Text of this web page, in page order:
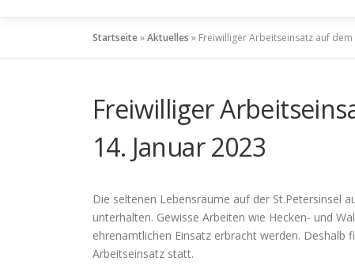
Startseite»Aktuelles » Freiwilliger Arbeitseinsatz auf dem
Freiwilliger
14. Januar 2023
Die seltenen Lebensräume auf der St.Petersinsel
unterhalten. Gewisse Arbeiten wie Hecken- und
ehrenamtlichen Einsatz erbracht werden.
Arbeitseinsatz statt.